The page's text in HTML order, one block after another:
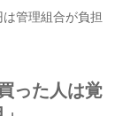
管理組合が負担
った人は覚